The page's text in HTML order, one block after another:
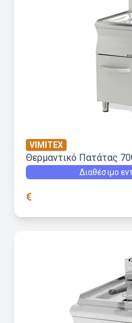
VIMITEX
Θερμαντικό Πατάτας
Διαθέσιμο
€